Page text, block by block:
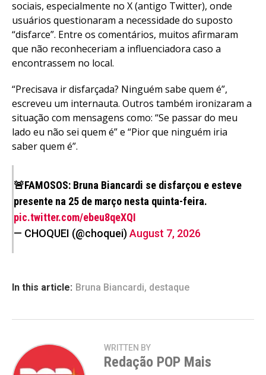
sociais, especialmente no X (antigo Twitter), onde
usuários questionaram a necessidade do suposto
“disfarce”. Entre os comentários, muitos afirmaram
que não reconheceriam a influenciadora caso a
encontrassem no local.
“Precisava ir disfarçada? Ninguém sabe quem é”,
escreveu um internauta. Outros também ironizaram a
situação com mensagens como: “Se passar do meu
lado eu não sei quem é” e “Pior que ninguém iria
saber quem é”.
🚨FAMOSOS: Bruna Biancardi se disfarçou e esteve
presente na 25 de março nesta quinta-feira.
pic.twitter.com/ebeu8qeXQI
— CHOQUEI (@choquei)August 7, 2026
In this article: Bruna Biancardi, destaque
WRITTEN BY
Redação POP Mais